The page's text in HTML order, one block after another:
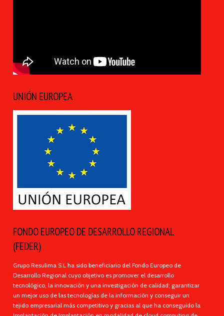
UNIÓN EUROPEA
FONDO EUROPEO DE DESARROLLO REGIONAL
(FEDER)
Grupo Resulima S.L ha sido beneficiario del Fondo Europeo de
Desarrollo Regional cuyo objetivo es promover el desarrollo
tecnológico, la innovación y una investigación de calidad; garantizar
un mejor uso de las tecnologías de la información y conseguir un
tejido empresarial más competitivo y gracias al que ha conseguido la